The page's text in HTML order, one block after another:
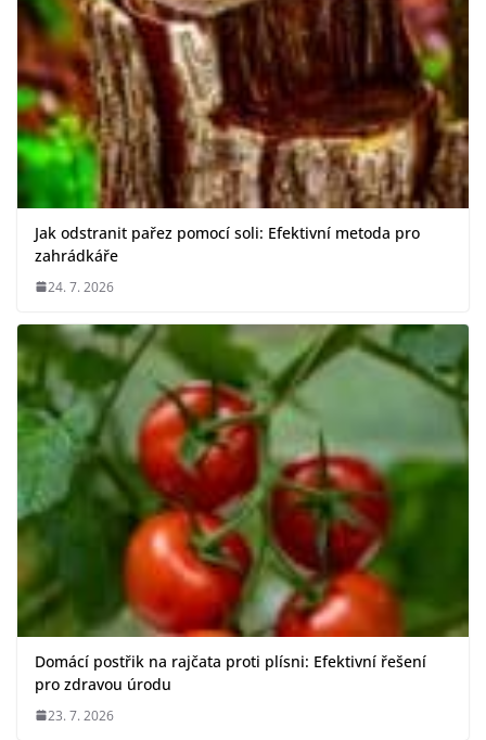
Jak odstranit pařez pomocí soli: Efektivní metoda pro
zahrádkáře
24. 7. 2026
Domácí postřik na rajčata proti plísni: Efektivní řešení
pro zdravou úrodu
23. 7. 2026